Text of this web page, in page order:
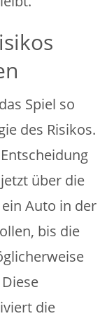
Spiel so
des Risikos.
über die
Auto in der
bis die
die